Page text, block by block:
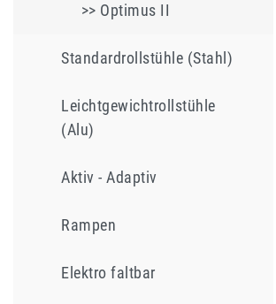
>> Optimus II
Standardrollstühle (Stahl)
Leichtgewichtrollstühle
(Alu)
Aktiv - Adaptiv
Rampen
Elektro faltbar